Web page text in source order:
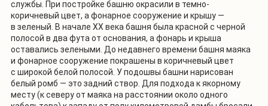
службы. При постройке башню окрасили в темно-
коричневый цвет, а фонарное сооружение и крышу —
в зеленый. В начале XX века башня была красной с черной
полосой в два фута от основания, а фонарь и крыша
оставались зелеными. До недавнего времени башня маяка
и фонарное сооружение покрашены в коричневый цвет
с широкой белой полосой. У подошвы башни нарисован
белый ромб — это задний створ. Для подхода к якорному
месту (к северу от маяка на расстоянии около одного